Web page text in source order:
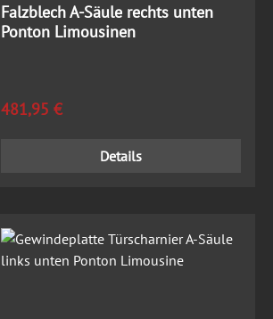
Falzblech A-Säule rechts unten
Ponton Limousinen
Regulärer Preis:
481,95 €
Details